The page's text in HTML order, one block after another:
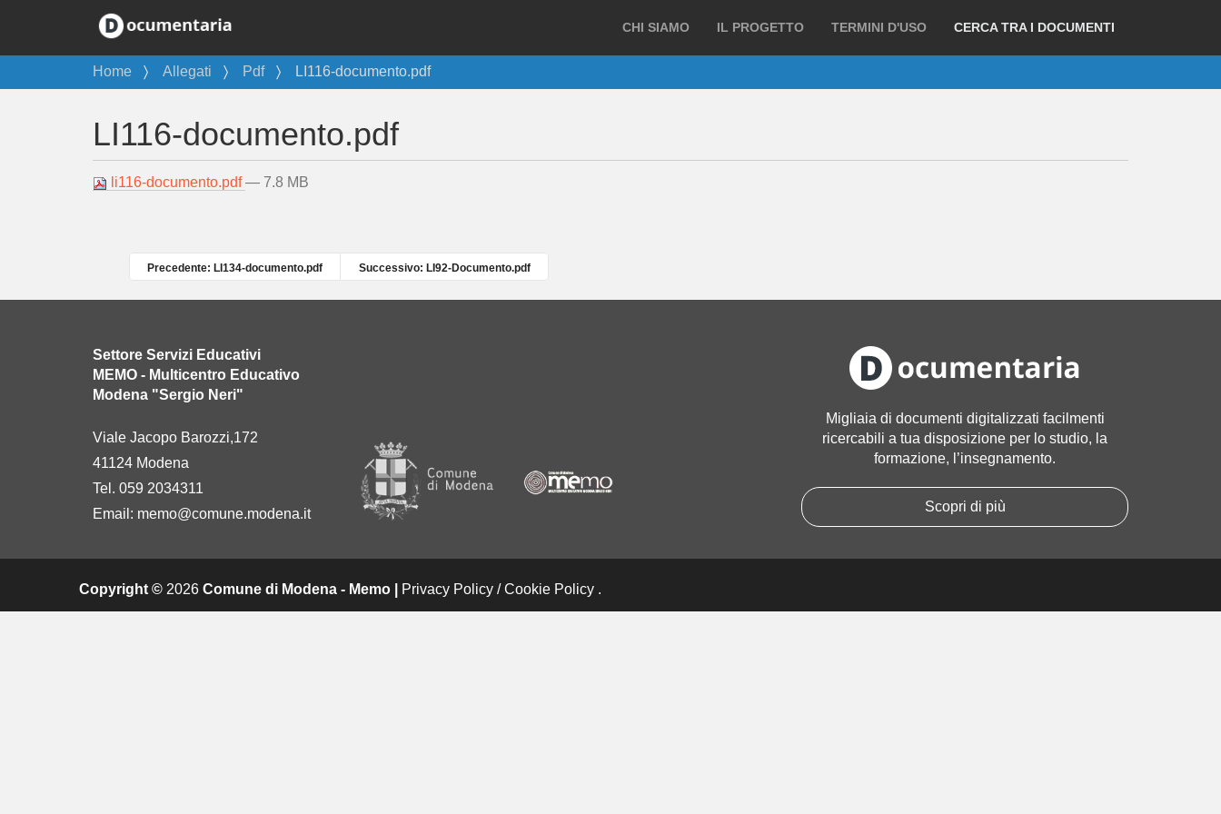
CHI SIAMO IL PROGETTO TERMINI D'USO CERCA TRA I DOCUMENTI
T
u
u
Home Allegati Pdf LI116-documento.pdf
LI116-documento.pdf
li116-documento.pdf— 7.8 MB
Precedente: LI134-documento.pdf Successivo: LI92-Documento.pdf
Settore Servizi Educativi
MEMO - Multicentro Educativo
Modena "Sergio Neri"
Viale Jacopo Barozzi,172
41124 Modena
Tel. 059 2034311
Email: memo@comune.modena.it
Migliaia di documenti digitalizzati facilmenti
ricercabili a tua disposizione per lo studio, la
formazione, l’insegnamento.
Scopri di più
Copyright © 2026 Comune di Modena - Memo | Privacy Policy /Cookie Policy .